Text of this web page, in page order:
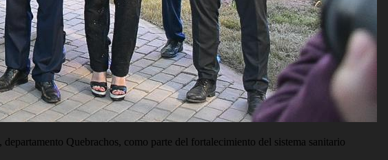
Quebrachos, como parte del fortalecimiento del sistema sanitario